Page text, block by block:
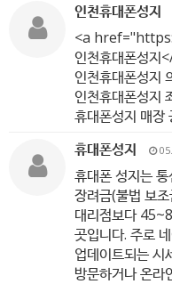
인천휴대폰성지
<a href="
인천휴대폰성지
인천휴대폰성지
인천휴대폰성지
휴대폰성지 매장
휴대폰성지
휴대폰 성지는
장려금(불법 보
대리점보다
곳입니다. 주로
업데이트되는 시
방문하거나 온라